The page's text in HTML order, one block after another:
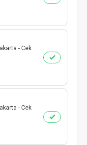
- Cek
- Cek